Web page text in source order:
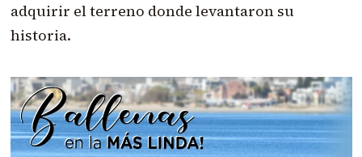
adquirir el terreno donde levantaron su
historia.